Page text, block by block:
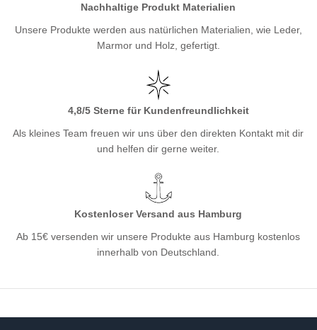
Nachhaltige Produkt Materialien
Unsere Produkte werden aus natürlichen Materialien, wie Leder,
Marmor und Holz, gefertigt.
4,8/5 Sterne für Kundenfreundlichkeit
Als kleines Team freuen wir uns über den direkten Kontakt mit dir
und helfen dir gerne weiter.
Kostenloser Versand aus Hamburg
Ab 15€ versenden wir unsere Produkte aus Hamburg kostenlos
innerhalb von Deutschland.